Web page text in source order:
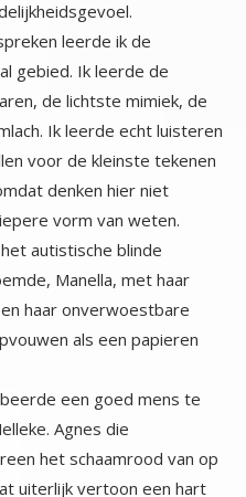
leerde ik de
gebied. Ik leerde de
de lichtste mimiek, de
Ik leerde echt luisteren
voor de kleinste tekenen
denken hier niet
vorm van weten.
autistische blinde
Manella, met haar
haar onverwoestbare
als een papieren
een goed mens te
Agnes die
het schaamrood van op
uiterlijk vertoon een hart